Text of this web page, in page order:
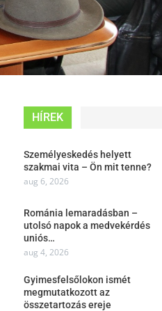
HÍREK
Személyeskedés helyett
szakmai vita – Ön mit tenne?
aug 6, 2026
Románia lemaradásban –
utolsó napok a medvekérdés
uniós…
aug 4, 2026
Gyimesfelsőlokon ismét
megmutatkozott az
összetartozás ereje